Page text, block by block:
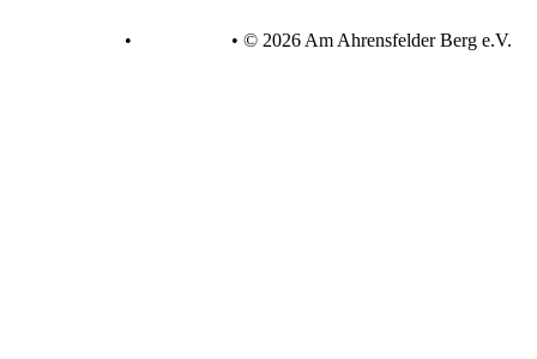
• • © 2026 Am Ahrensfelder Berg e.V.